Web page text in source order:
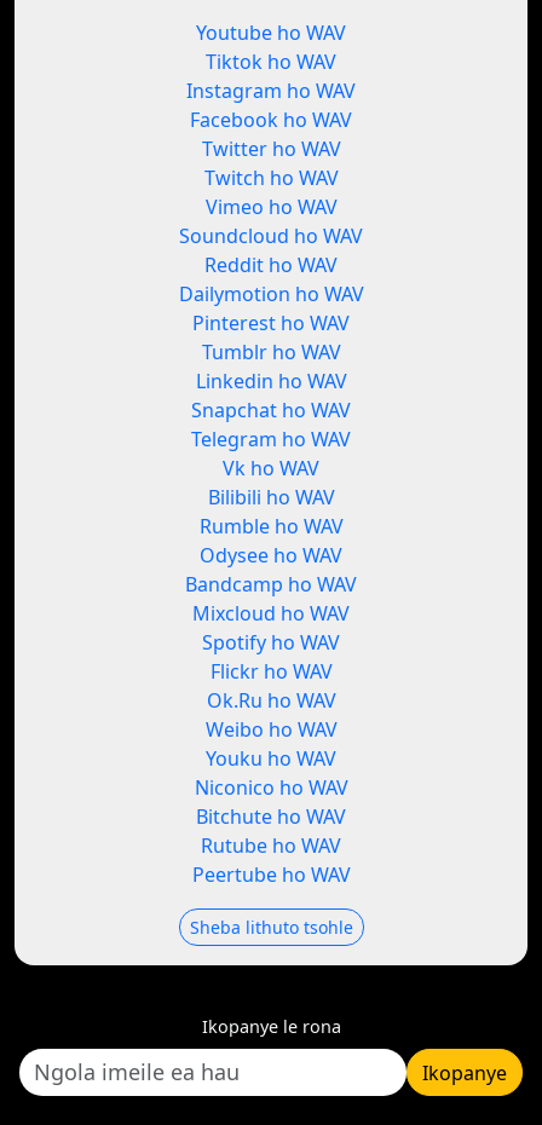
Youtube ho WAV
Tiktok ho WAV
Instagram ho WAV
Facebook ho WAV
Twitter ho WAV
Twitch ho WAV
Vimeo ho WAV
Soundcloud ho WAV
Reddit ho WAV
Dailymotion ho WAV
Pinterest ho WAV
Tumblr ho WAV
Linkedin ho WAV
Snapchat ho WAV
Telegram ho WAV
Vk ho WAV
Bilibili ho WAV
Rumble ho WAV
Odysee ho WAV
Bandcamp ho WAV
Mixcloud ho WAV
Spotify ho WAV
Flickr ho WAV
Ok.Ru ho WAV
Weibo ho WAV
Youku ho WAV
Niconico ho WAV
Bitchute ho WAV
Rutube ho WAV
Peertube ho WAV
Sheba lithuto tsohle
Ikopanye le rona
Ikopanye